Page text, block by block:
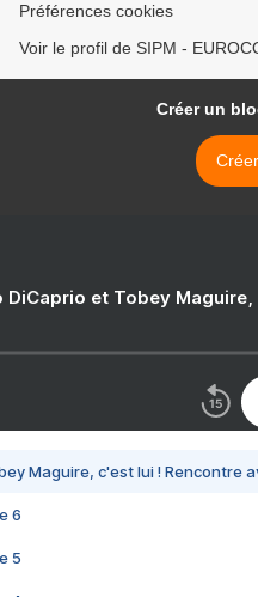
Préférences cookies
Voir le profil de SIPM -
Créer un
DiCaprio et Tobey
Maguire, c'est lui ! Rencontre
6
5